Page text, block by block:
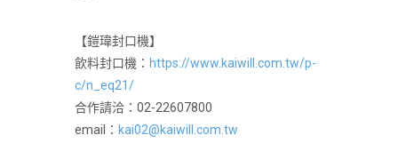
【鎧瑋封口機】
飲料封口機： https://www.kaiwill.com.tw/p-
c/n_eq21/
合作請洽：02-22607800
email： kai02@kaiwill.com.tw